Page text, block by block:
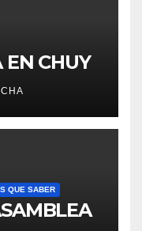
EN CHUY
QUE SABER